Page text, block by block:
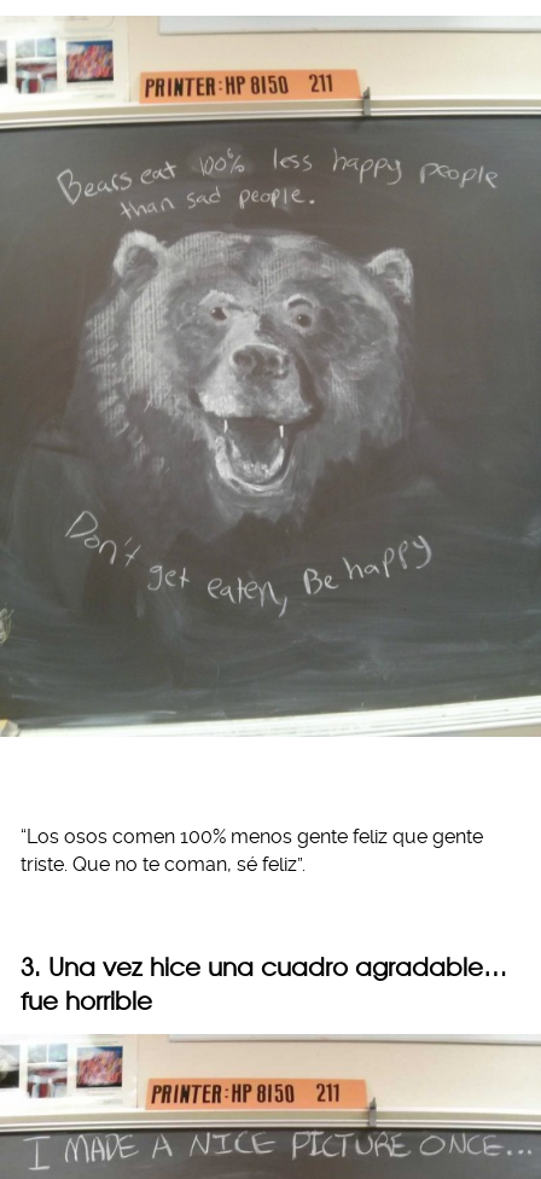
“Los osos comen 100% menos gente feliz que gente
triste. Que no te coman, sé feliz”.
3. Una vez hice una cuadro agradable…
fue horrible